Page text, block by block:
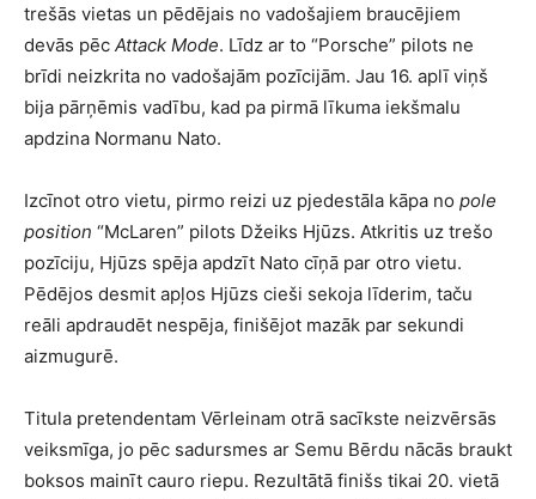
trešās vietas un pēdējais no vadošajiem braucējiem
devās pēc Attack Mode. Līdz ar to “Porsche” pilots ne
brīdi neizkrita no vadošajām pozīcijām. Jau 16. aplī viņš
bija pārņēmis vadību, kad pa pirmā līkuma iekšmalu
apdzina Normanu Nato.
Izcīnot otro vietu, pirmo reizi uz pjedestāla kāpa no pole
position “McLaren” pilots Džeiks Hjūzs. Atkritis uz trešo
pozīciju, Hjūzs spēja apdzīt Nato cīņā par otro vietu.
Pēdējos desmit apļos Hjūzs cieši sekoja līderim, taču
reāli apdraudēt nespēja, finišējot mazāk par sekundi
aizmugurē.
Titula pretendentam Vērleinam otrā sacīkste neizvērsās
veiksmīga, jo pēc sadursmes ar Semu Bērdu nācās braukt
boksos mainīt cauro riepu. Rezultātā finišs tikai 20. vietā